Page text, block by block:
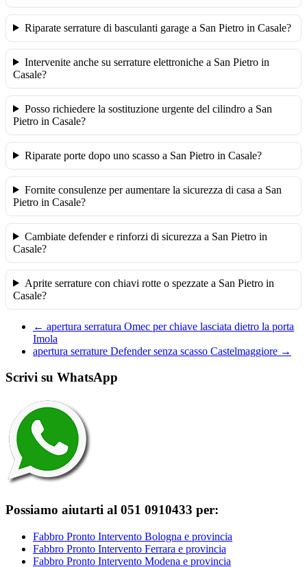
Riparate serrature di basculanti garage a San Pietro in Casale?
Intervenite anche su serrature elettroniche a San Pietro in
Casale?
Posso richiedere la sostituzione urgente del cilindro a San
Pietro in Casale?
Riparate porte dopo uno scasso a San Pietro in Casale?
Fornite consulenze per aumentare la sicurezza di casa a San
Pietro in Casale?
Cambiate defender e rinforzi di sicurezza a San Pietro in
Casale?
Aprite serrature con chiavi rotte o spezzate a San Pietro in
Casale?
← apertura serratura Omec per chiave lasciata dietro la porta
Imola
apertura serrature Defender senza scasso Castelmaggiore →
Scrivi su WhatsApp
Possiamo aiutarti al 051 0910433 per:
Fabbro Pronto Intervento Bologna e provincia
Fabbro Pronto Intervento Ferrara e provincia
Fabbro Pronto Intervento Modena e provincia